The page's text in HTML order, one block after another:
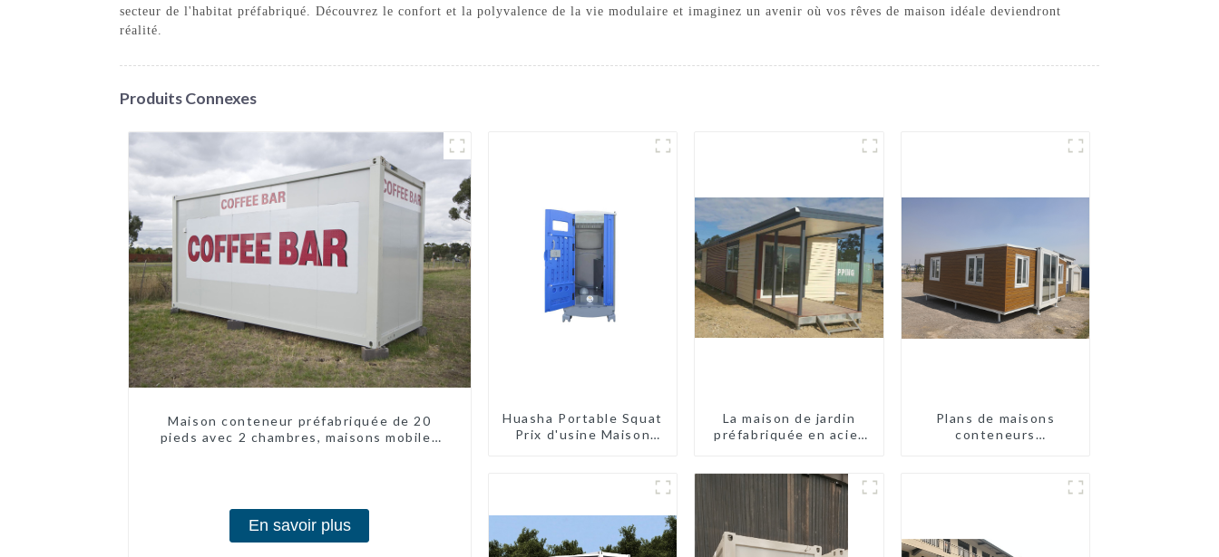
secteur de l'habitat préfabriqué. Découvrez le confort et la polyvalence de la vie modulaire et imaginez un avenir où vos rêves de maison idéale deviendront
réalité.
Produits Connexes
Maison conteneur préfabriquée de 20
pieds avec 2 chambres, maisons mobiles
En savoir plus
Huasha Portable Squat
Prix d'usine Maison
portables Vente
Personnalisée
Personnalisée
La maison de jardin
préfabriquée en acier
Plans de maisons
conteneurs